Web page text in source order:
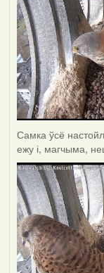
Самка ўсё
ежу і, магчыма,